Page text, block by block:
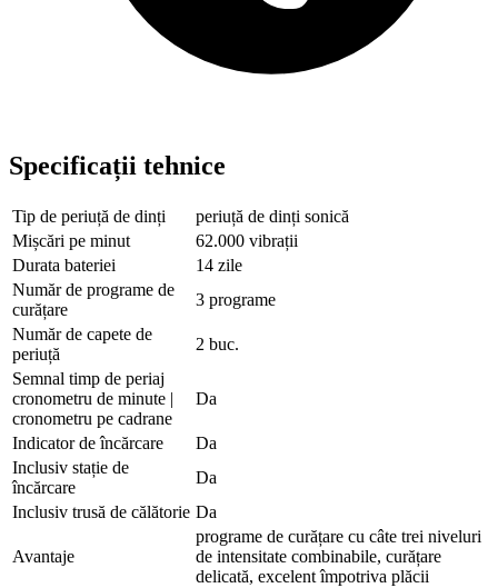
Specificații tehnice
Tip de periuță de dinți
periuță de dinți sonică
Mișcări pe minut
62.000 vibrații
Durata bateriei
14 zile
Număr de programe de
curățare
3 programe
Număr de capete de
periuță
2 buc.
Semnal timp de periaj
cronometru de minute |
cronometru pe cadrane
Da
Indicator de încărcare
Da
Inclusiv stație de
încărcare
Da
Inclusiv trusă de călătorie Da
Avantaje
programe de curățare cu câte trei niveluri
de intensitate combinabile, curățare
delicată, excelent împotriva plăcii